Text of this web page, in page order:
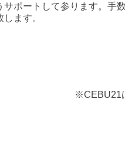
ポートして参ります。 手
ます。
※CEBU21